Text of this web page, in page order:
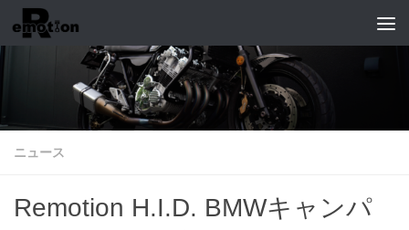
コンテンツへスキップ
ニュース
Remotion H.I.D. BMWキャンパ